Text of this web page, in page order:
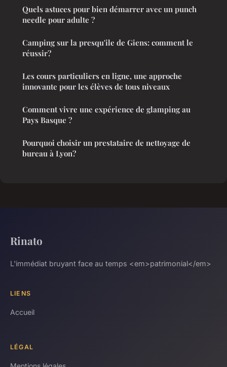
Quels astuces pour bien démarrer avec un punch
needle pour adulte ?
Camping sur la presqu'ile de Giens: comment le
réussir?
Les cours particuliers en ligne, une approche
innovante pour les élèves de tous niveaux
Comment vivre une expérience de glamping au
Pays Basque ?
Pourquoi choisir un prestataire de nettoyage de
bureau à Lyon?
Rinato
L'immédiat bruyant face au temps <em>patrimonial</em>
LIENS
Accueil
LÉGAL